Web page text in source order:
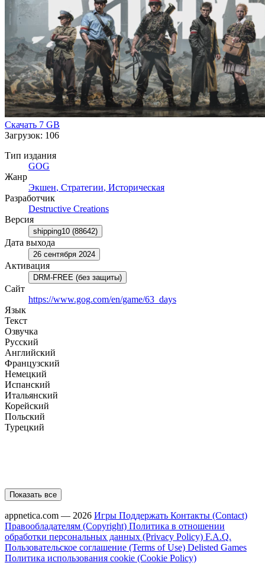
Скачать 7 GB
Загрузок: 106
Тип издания
GOG
Жанр
Экшен, Стратегии, Историческая
Разработчик
Destructive Creations
Версия
shipping10 (88642)
Дата выхода
26 сентября 2024
Активация
DRM-FREE (без защиты)
Сайт
https://www.gog.com/en/game/63_days
Язык
Текст
Озвучка
Русский
Английский
Французский
Немецкий
Испанский
Итальянский
Корейский
Польский
Турецкий
Показать все
appnetica.com — 2026 Игры Поддержать Контакты (Contact)
Правообладателям (Copyright) Политика в отношении
обработки персональных данных (Privacy Policy) F.A.Q.
Пользовательское соглашение (Terms of Use) Delisted Games
Политика использования cookie (Cookie Policy)